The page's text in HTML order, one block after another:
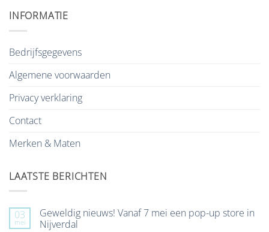
INFORMATIE
Bedrijfsgegevens
Algemene voorwaarden
Privacy verklaring
Contact
Merken & Maten
LAATSTE BERICHTEN
03
mei
Geweldig nieuws! Vanaf 7 mei een pop-up store in
Nijverdal